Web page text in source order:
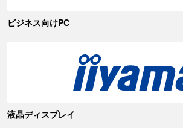
ビジネス向けPC
液晶ディスプレイ